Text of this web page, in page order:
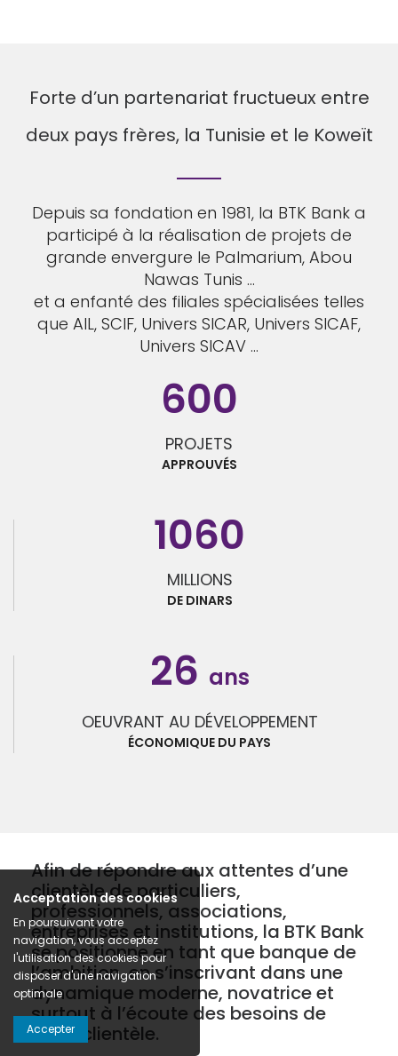
Acceptation des cookies
En poursuivant votre
navigation, vous acceptez
l'utilisation des cookies pour
disposer d'une navigation
optimale
Accepter
Forte d’un partenariat fructueux entre
deux pays frères, la Tunisie et le Koweït
Depuis sa fondation en 1981, la BTK Bank a
participé à la réalisation de projets de
grande envergure le Palmarium, Abou
Nawas Tunis …
et a enfanté des filiales spécialisées telles
que AIL, SCIF, Univers SICAR, Univers SICAF,
Univers SICAV …
600
PROJETS
APPROUVÉS
1060
MILLIONS
DE DINARS
26 ans
OEUVRANT AU DÉVELOPPEMENT
ÉCONOMIQUE DU PAYS
Afin de répondre aux attentes d’une
clientèle de particuliers,
professionnels, associations,
entreprises et institutions, la BTK Bank
se positionne en tant que banque de
l’ambition, en s’inscrivant dans une
dynamique moderne, novatrice et
surtout à l’écoute des besoins de
notre clientèle.